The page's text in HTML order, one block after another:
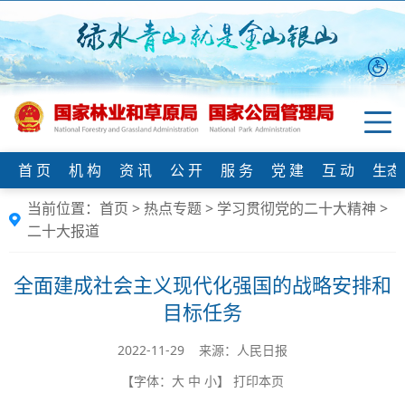
首 页 机 构 资 讯 公 开 服 务 党 建 互 动
生
当前位置： 首页 > 热点专题> 学习贯彻党的二十大精神 >
二十大报道
全面建成社会主义现代化强国的战略安排和
目标任务
2022-11-29 来源：人民日报
【字体： 大 中 小】 打印本页